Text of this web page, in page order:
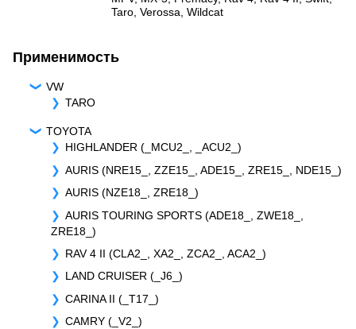
Taro Verossa Wildcat
Применимость
VW
TARO
TOYOTA
HIGHLANDER (_MCU2_, _ACU2_)
AURIS (NRE15_, ZZE15_, ADE15_, ZRE15_, NDE15_)
AURIS (NZE18_, ZRE18_)
AURIS TOURING SPORTS (ADE18_, ZWE18_,
ZRE18_)
RAV 4 II (CLA2_, XA2_, ZCA2_, ACA2_)
LAND CRUISER (_J6_)
CARINA II (_T17_)
CAMRY (_V2_)